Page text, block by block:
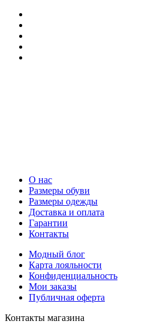
О нас
Размеры обуви
Размеры одежды
Доставка и оплата
Гарантии
Контакты
Модный блог
Карта лояльности
Конфиденциальность
Мои заказы
Публичная оферта
Контакты магазина